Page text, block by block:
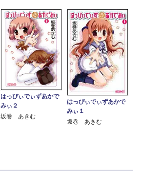
はっぴぃでぃずあかで
みぃ２
坂巻 あきむ
はっぴぃでぃずあかで
みぃ１
坂巻 あきむ